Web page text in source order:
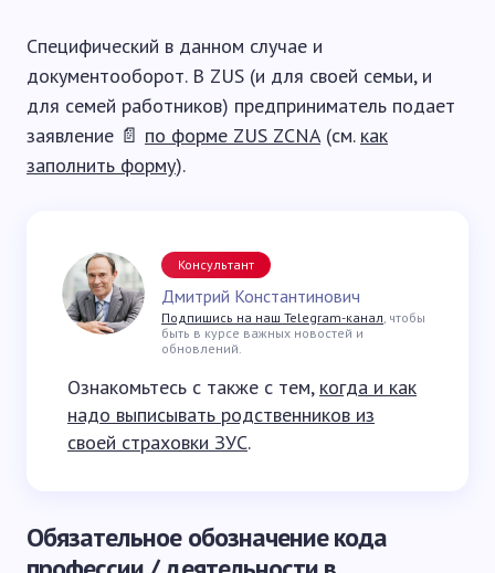
Специфический в данном случае и
документооборот. В ZUS (и для своей семьи, и
для семей работников) предприниматель подает
заявление 📄 по форме ZUS ZCNA(см. как
заполнить форму).
Консультант
Дмитрий Константинович
Подпишись на наш Telegram-канал, чтобы
быть в курсе важных новостей и
обновлений.
Ознакомьтесь с также с тем, когда и как
надо выписывать родственников из
своей страховки ЗУС.
Обязательное обозначение кода